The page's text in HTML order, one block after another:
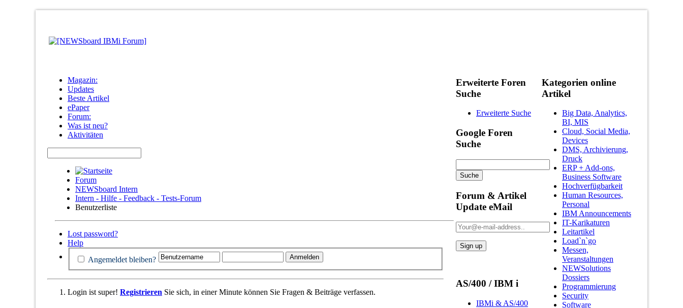
Magazin:
Updates
Beste Artikel
ePaper
Forum:
Was ist neu?
Aktivitäten
Forum
NEWSboard Intern
Intern - Hilfe - Feedback - Tests-Forum
Benutzerliste
Lost password?
Help
Angemeldet bleiben?
Login ist super! Registrieren Sie sich, in einer Minute können Sie Fragen & Beiträge verfassen.
Erweiterte Foren
Suche
Erweiterte Suche
Google Foren
Suche
Forum & Artikel
Update eMail
AS/400 / IBM i
IBMi & AS/400
Kategorien online
Artikel
Big Data, Analytics,
BI, MIS
Cloud, Social Media,
Devices
DMS, Archivierung,
Druck
ERP + Add-ons,
Business Software
Hochverfügbarkeit
Human Resources,
Personal
IBM Announcements
IT-Karikaturen
Leitartikel
Load`n`go
Messen,
Veranstaltungen
NEWSolutions
Dossiers
Programmierung
Security
Software